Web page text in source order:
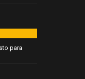
para